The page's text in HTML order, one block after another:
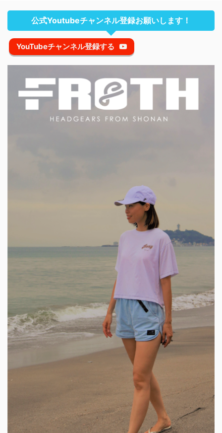
公式Youtubeチャンネル登録お願いします！
YouTubeチャンネル登録する